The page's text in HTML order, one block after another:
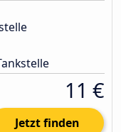
11 €
Jetzt finden